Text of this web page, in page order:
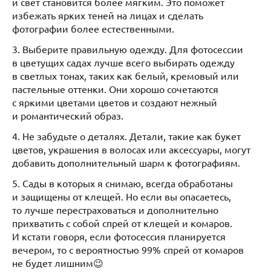
избежать ярких теней на лицах и сделать
фотографии более естественными.
3. Выберите правильную одежду. Для фотосессии
в цветущих садах лучше всего выбирать одежду
в светлых тонах, таких как белый, кремовый или
пастельные оттенки. Они хорошо сочетаются
с яркими цветами цветов и создают нежный
и романтический образ.
4. Не забудьте о деталях. Детали, такие как букет
цветов, украшения в волосах или аксессуары, могут
добавить дополнительный шарм к фотографиям.
5. Сады в которых я снимаю, всегда обработаны
и защищены от клещей. Но если вы опасаетесь,
то лучше перестраховаться и дополнительно
прихватить с собой спрей от клещей и комаров.
И кстати говоря, если фотосессия планируется
вечером, то с вероятностью 99% спрей от комаров
не будет лишним😉